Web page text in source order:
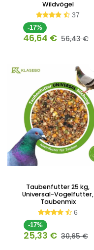
Wildvögel
37
-17%
46,64 € 56,43€
Taubenfutter 25 kg,
Universal-Vogelfutter,
Taubenmix
6
-17%
25,33 € 30,65€